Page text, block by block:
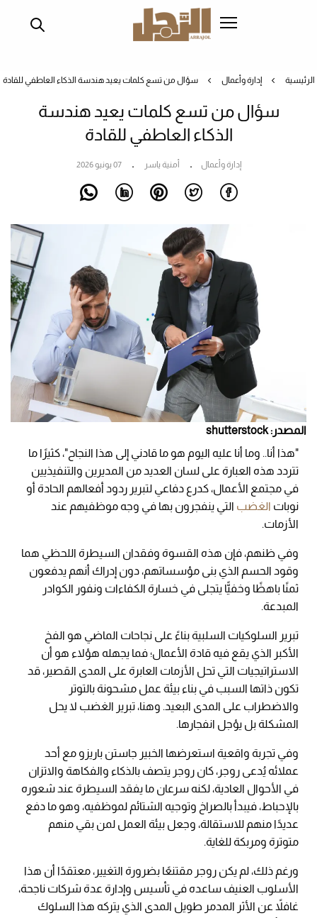
الرئيسية إدارة وأعمال سؤال من تسع كلمات يعيد هندسة الذكاء العاطفي للقادة
سؤال من تسع كلمات يعيد هندسة
الذكاء العاطفي للقادة
إدارة وأعمال أمنية ياسر 07 يونيو 2026
المصدر: shutterstock
"هذا أنا.. وما أنا عليه اليوم هو ما قادني إلى هذا النجاح"، كثيرًا ما
تتردد هذه العبارة على لسان العديد من المديرين والتنفيذيين
في مجتمع الأعمال، كدرع دفاعي لتبرير ردود أفعالهم الحادة أو
نوبات الغضب التي ينفجرون بها في وجه موظفيهم عند
الأزمات.
وفي ظنهم، فإن هذه القسوة وفقدان السيطرة اللحظي هما
وقود الحسم الذي بنى مؤسساتهم، دون إدراك أنهم يدفعون
ثمنًا باهظًا وخفيًّا يتجلى في خسارة الكفاءات ونفور الكوادر
المبدعة.
تبرير السلوكيات السلبية بناءً على نجاحات الماضي هو الفخ
الأكبر الذي يقع فيه قادة الأعمال؛ فما يجهله هؤلاء هو أن
الاستراتيجيات التي تحل الأزمات العابرة على المدى القصير، قد
تكون ذاتها السبب في بناء بيئة عمل مشحونة بالتوتر
والاضطراب على المدى البعيد. وهنا، تبرير الغضب لا يحل
المشكلة بل يؤجل انفجارها.
وفي تجربة واقعية استعرضها الخبير جاستن باريزو مع أحد
عملائه يُدعى روجر، كان روجر يتصف بالذكاء والفكاهة والاتزان
في الأحوال العادية، لكنه سرعان ما يفقد السيطرة عند شعوره
بالإحباط، فيبدأ بالصراخ وتوجيه الشتائم لموظفيه، وهو ما دفع
عديدًا منهم للاستقالة، وجعل بيئة العمل لمن بقي منهم
متوترة ومربكة للغاية.
ورغم ذلك، لم يكن روجر مقتنعًا بضرورة التغيير، معتقدًا أن هذا
الأسلوب العنيف ساعده في تأسيس وإدارة عدة شركات ناجحة،
غافلاً عن الأثر المدمر طويل المدى الذي يتركه هذا السلوك